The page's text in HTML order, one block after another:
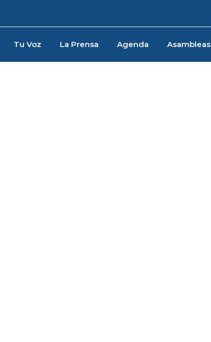
Tu Voz La Prensa Agenda Asambleas